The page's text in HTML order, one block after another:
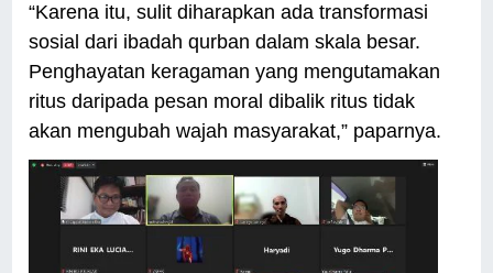
“Karena itu, sulit diharapkan ada transformasi
sosial dari ibadah qurban dalam skala besar.
Penghayatan keragaman yang mengutamakan
ritus daripada pesan moral dibalik ritus tidak
akan mengubah wajah masyarakat,” paparnya.